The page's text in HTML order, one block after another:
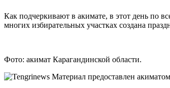
Как подчеркивают в акимате, в этот день по
многих избирательных участках создана
Фото: акимат Карагандинской области.
Материал предоставлен